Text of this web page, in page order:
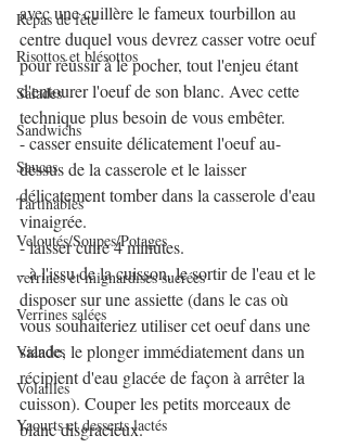
Repas de fête
Risottos et blésottos
Salades
Sandwichs
Sauces
Tartinables
Veloutés/Soupes/Potages
verrines et mignardises sucrées
Verrines salées
Viandes
Volailles
Yaourts et desserts lactés
avec une cuillère le fameux tourbillon au
centre duquel vous devrez casser votre oeuf
pour réussir à le pocher, tout l'enjeu étant
d'entourer l'oeuf de son blanc. Avec cette
technique plus besoin de vous embêter.
- casser ensuite délicatement l'oeuf au-
dessus de la casserole et le laisser
délicatement tomber dans la casserole d'eau
vinaigrée.
- laisser cuire 4 minutes.
- à l'issu de la cuisson, le sortir de l'eau et le
disposer sur une assiette (dans le cas où
vous souhaiteriez utiliser cet oeuf dans une
salade, le plonger immédiatement dans un
récipient d'eau glacée de façon à arrêter la
cuisson). Couper les petits morceaux de
blanc disgracieux.